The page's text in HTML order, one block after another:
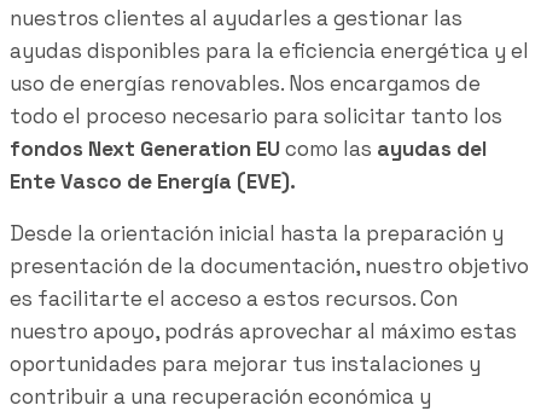
nuestros clientes al ayudarles a gestionar las
ayudas disponibles para la eficiencia energética y el
uso de energías renovables. Nos encargamos de
todo el proceso necesario para solicitar tanto los
fondos Next Generation EUcomo las ayudas del
Ente Vasco de Energía (EVE).
Desde la orientación inicial hasta la preparación y
presentación de la documentación, nuestro objetivo
es facilitarte el acceso a estos recursos. Con
nuestro apoyo, podrás aprovechar al máximo estas
oportunidades para mejorar tus instalaciones y
contribuir a una recuperación económica y